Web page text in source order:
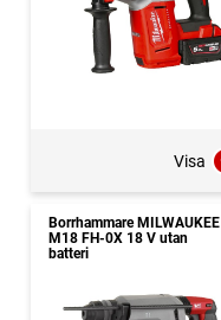
Visa
Borrhammare MILWAUKEE
M18 FH-0X 18 V utan
batteri